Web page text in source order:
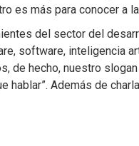
es más para conocer a
del sector del
software, inteligencia
de hecho, nuestro
hablar”. Además de